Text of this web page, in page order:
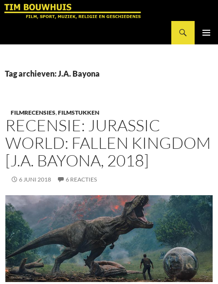
Ga
Tag archieven: J.A. Bayona
FILMRECENSIES,FILMSTUKKEN
RECENSIE: JURASSIC
WORLD: FALLEN KINGDOM
[J.A. BAYONA, 2018]
6 JUNI 2018 6 REACTIES